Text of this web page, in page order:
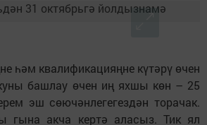
һәм квалификацияңне күтәрү өчен
башлау өчен иң яхшы көн – 25
эш сөючәнлегегездән торачак.
гына акча кертә аласыз. Тик ял